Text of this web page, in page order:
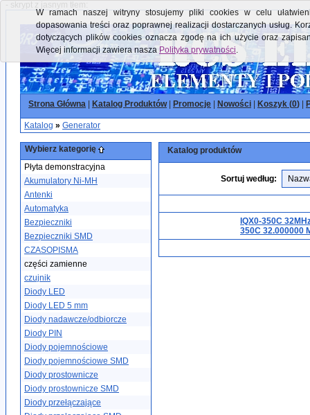
- skrypt z jasnym tłem:
Strona Główna Katalog Produktów| Promocje Nowości Koszyk (0)
Katalog » Generator
Wybierz kategorię
Płyta demonstracyjna
Akumulatory Ni-MH
Antenki
Automatyka
Bezpieczniki
Bezpieczniki SMD
CZASOPISMA
części zamienne
czujnik
Diody LED
Diody LED 5 mm
Diody nadawcze/odbiorcze
Diody PIN
Diody pojemnościowe
Diody pojemnościowe SMD
Diody prostownicze
Diody prostownicze SMD
Diody przełączające
Katalog produktów
Sortuj według:
IQX0-350C
350C 32.000000
W ramach naszej witryny stosujemy pliki cookies w celu
dopasowania treści oraz poprawnej realizacji dostarczanych usług.
dotyczących plików cookies oznacza zgodę na ich użycie oraz
Więcej informacji zawiera nasza Polityka prywatności.